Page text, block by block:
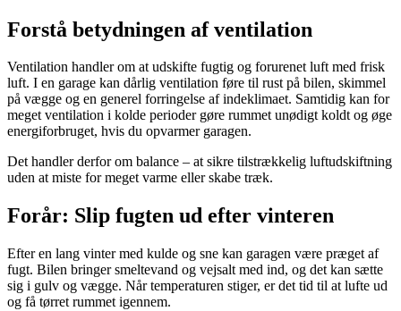
Forstå betydningen af ventilation
Ventilation handler om at udskifte fugtig og forurenet luft med frisk
luft. I en garage kan dårlig ventilation føre til rust på bilen, skimmel
på vægge og en generel forringelse af indeklimaet. Samtidig kan for
meget ventilation i kolde perioder gøre rummet unødigt koldt og øge
energiforbruget, hvis du opvarmer garagen.
Det handler derfor om balance – at sikre tilstrækkelig luftudskiftning
uden at miste for meget varme eller skabe træk.
Forår: Slip fugten ud efter vinteren
Efter en lang vinter med kulde og sne kan garagen være præget af
fugt. Bilen bringer smeltevand og vejsalt med ind, og det kan sætte
sig i gulv og vægge. Når temperaturen stiger, er det tid til at lufte ud
og få tørret rummet igennem.